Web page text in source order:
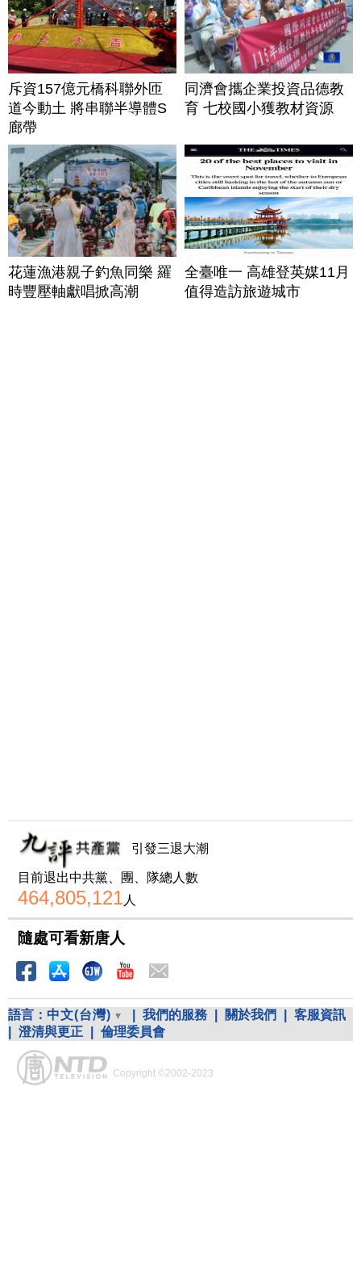
斥資157億元橋科聯外匝
道今動土 將串聯半導體S
廊帶
同濟會攜企業投資品德教
育 七校國小獲教材資源
花蓮漁港親子釣魚同樂 羅
時豐壓軸獻唱掀高潮
全臺唯一 高雄登英媒11月
值得造訪旅遊城市
引發三退大潮
目前退出中共黨、團、隊總人數
464,805,121人
隨處可看新唐人
語言： 中文(台灣) 我們的服務 關於我們
客服資訊
澄清與更正 倫理委員會
Copyright ©2002-2023